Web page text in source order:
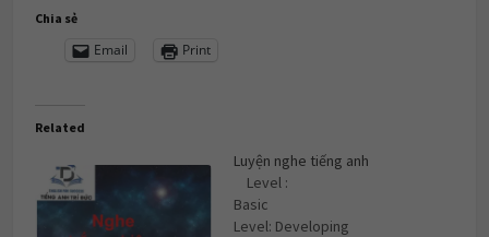
Chia sẻ
Email Print
Related
Luyện nghe tiếng anh
Level :
Basic
Level: Developing